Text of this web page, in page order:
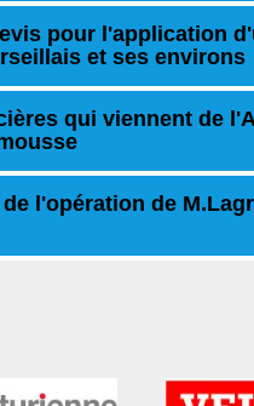
pour l'application
et ses environs
qui viennent de
l'opération de